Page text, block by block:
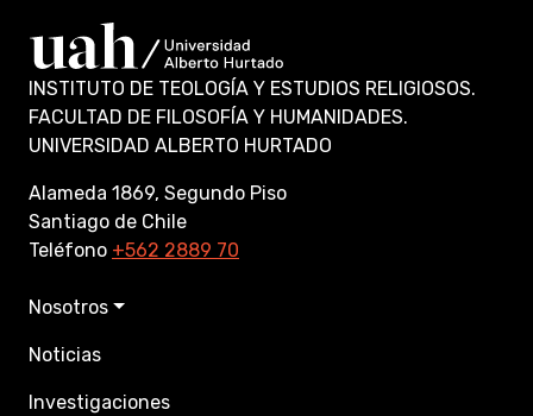
INSTITUTO DE TEOLOGÍA Y ESTUDIOS RELIGIOSOS.
FACULTAD DE FILOSOFÍA Y HUMANIDADES.
UNIVERSIDAD ALBERTO HURTADO
Alameda 1869, Segundo Piso
Santiago de Chile
Teléfono +562 2889 70
Nosotros
Noticias
Investigaciones